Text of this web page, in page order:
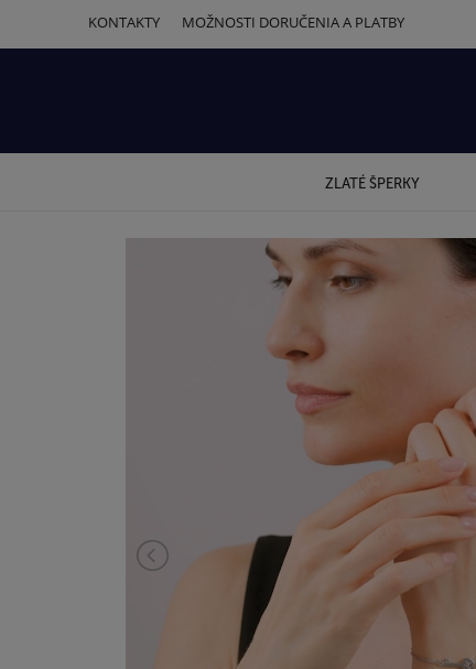
KONTAKTY MOŽNOSTI DORUČENIA A PLATBY
ZLATÉ ŠPERKY